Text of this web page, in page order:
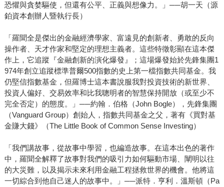
恐懼與貪婪驅使，但還有公平、正義與想像力。」──胡一天（源
鉑資本創辦人暨執行長）
「羅聞全是傑出的金融經濟學家、富遠見的創新者、勇敢的反向
操作者、天才作家和堅定的理想主義者。這些特徵彰顯在這本傑
作上，它追蹤『金融創新的演化爆發』；這場爆發始於先鋒集團1
974年創立追蹤標準普爾500指數的史上第一檔指數共同基金。我
仍堅信指數基金，但羅博士這本書說服我對投資技術的新世界、
投資人偏好、交易效率和比我聰明者的智慧保持開放（或至少不
完全否定）的態度。」──約翰．伯格（John Bogle），先鋒集團
（Vanguard Group）創始人，指數共同基金之父，著有《買對基
金賺大錢》（The Little Book of Common Sense Investing）
「我們講故事，從故事中學習，也編造故事。在這本出色的著作
中，羅聞全解釋了故事對我們的吸引力如何驅動市場、闡明以往
的大災難，以及揭示未來利用金融工程拯救世界的機會。他將這
一切綜合到他自己迷人的故事中。」──派特．亨利．溫斯頓（Pa